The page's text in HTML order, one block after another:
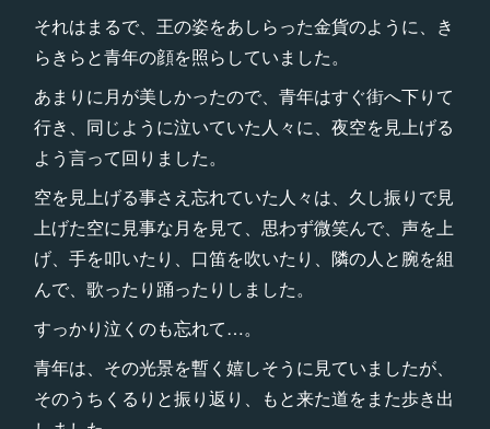
それはまるで、王の姿をあしらった金貨のように、き
らきらと青年の顔を照らしていました。
あまりに月が美しかったので、青年はすぐ街へ下りて
行き、同じように泣いていた人々に、夜空を見上げる
よう言って回りました。
空を見上げる事さえ忘れていた人々は、久し振りで見
上げた空に見事な月を見て、思わず微笑んで、声を上
げ、手を叩いたり、口笛を吹いたり、隣の人と腕を組
んで、歌ったり踊ったりしました。
すっかり泣くのも忘れて…。
青年は、その光景を暫く嬉しそうに見ていましたが、
そのうちくるりと振り返り、もと来た道をまた歩き出